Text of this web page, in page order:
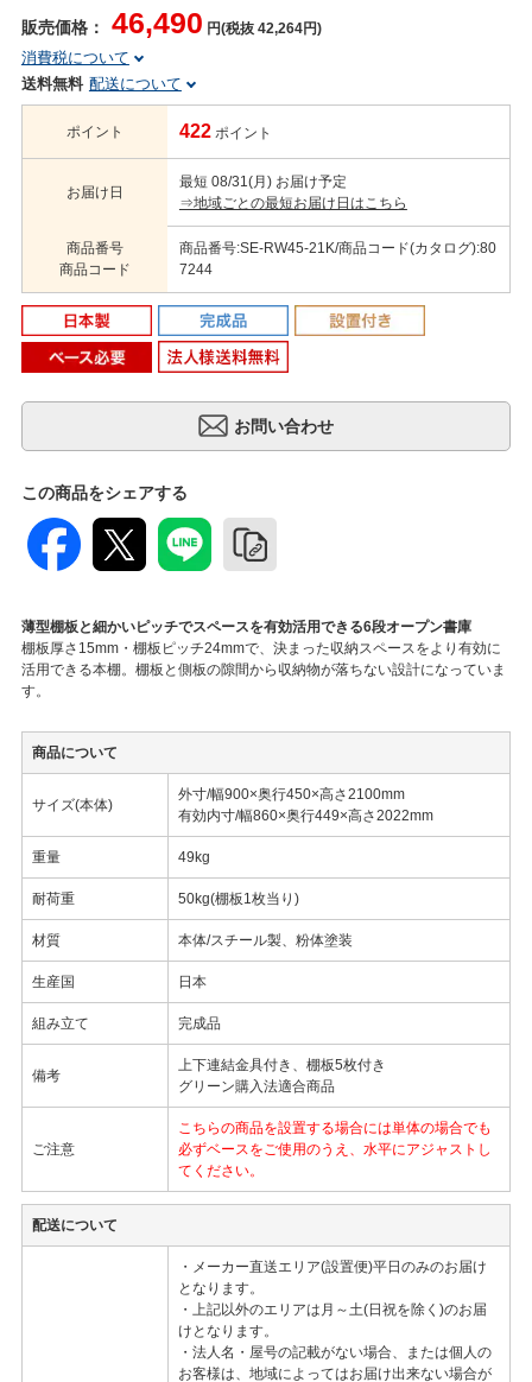
販売価格： 46,490 円(税抜 42,264円)
消費税について
送料無料 配送について
ポイント 422 ポイント
お届け日
最短 08/31(月) お届け予定
⇒地域ごとの最短お届け日はこちら
商品番号
商品コード
商品番号:SE-RW45-21K/商品コード(カタログ):80
7244
この商品をシェアする
薄型棚板と細かいピッチでスペースを有効活用できる6段オープン書庫
棚板厚さ15mm・棚板ピッチ24mmで、決まった収納スペースをより有効に
活用できる本棚。棚板と側板の隙間から収納物が落ちない設計になっていま
す。
商品について
サイズ(本体)
外寸/幅900×奥行450×高さ2100mm
有効内寸/幅860×奥行449×高さ2022mm
重量 49kg
耐荷重 50kg(棚板1枚当り)
材質 本体/スチール製、粉体塗装
生産国 日本
組み立て 完成品
備考
上下連結金具付き、棚板5枚付き
グリーン購入法適合商品
ご注意
こちらの商品を設置する場合には単体の場合でも
必ずベースをご使用のうえ、水平にアジャストし
てください。
配送について
・メーカー直送エリア(設置便)平日のみのお届け
となります。
・上記以外のエリアは月～土(日祝を除く)のお届
けとなります。
・法人名・屋号の記載がない場合、または個人の
お客様は、地域によってはお届け出来ない場合が